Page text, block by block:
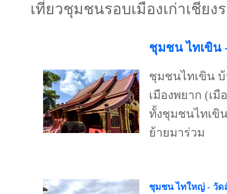
เที่ยวชุมชนรอบเมืองเก่าเชียง
ชุมชน ไทเขิน
ชุมชนไทเขิน บ้
เมืองพยาก (เมื
ทั้งชุมชนไทเขิ
ย้ายมาร่วม
ชุมชน ไทใหญ่ - วัด